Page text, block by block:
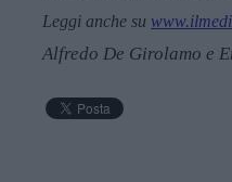
Leggi anche su
Alfredo De Girolamo e